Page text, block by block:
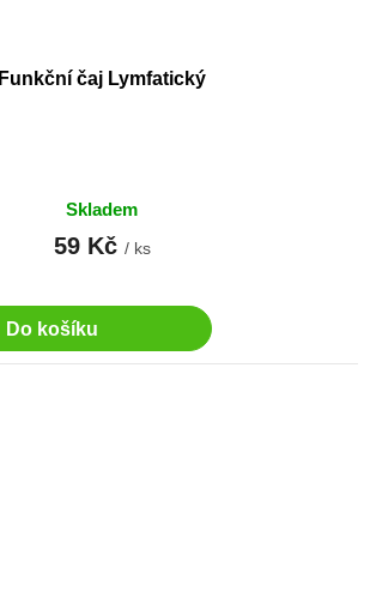
Funkční čaj Lymfatický
Skladem
59 Kč / ks
Do košíku